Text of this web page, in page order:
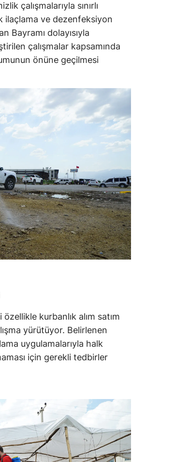
çalışmalarıyla sınırlı
ilaçlama ve dezenfeksiyon
Bayramı dolayısıyla
çalışmalar kapsamında
önüne geçilmesi
kurbanlık alım satım
yürütüyor. Belirlenen
uygulamalarıyla halk
için gerekli tedbirler